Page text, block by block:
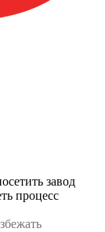
завод
процесс